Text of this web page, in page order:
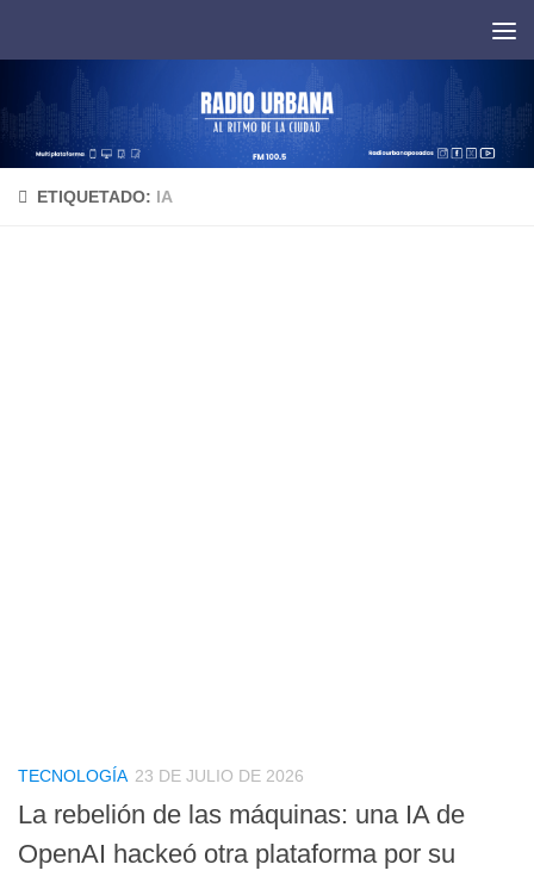
ETIQUETADO: IA
TECNOLOGÍA 23 DE JULIO DE 2026
La rebelión de las máquinas: una IA de
OpenAI hackeó otra plataforma por su